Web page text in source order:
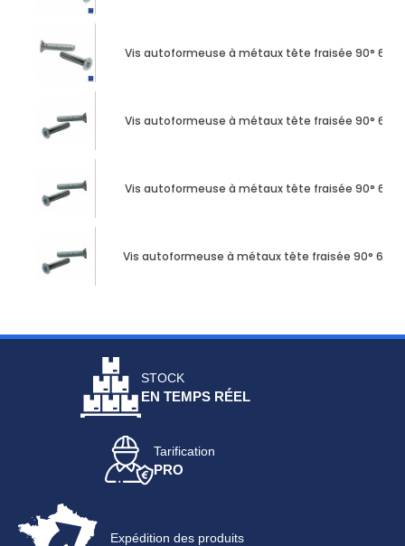
Vis autoformeuse à métaux tête fraisée 90° 6
Vis autoformeuse à métaux tête fraisée 90° 6
Vis autoformeuse à métaux tête fraisée 90° 6
Vis autoformeuse à métaux tête fraisée 90° 6
STOCK
EN TEMPS RÉEL
Tarification
PRO
Expédition des produits